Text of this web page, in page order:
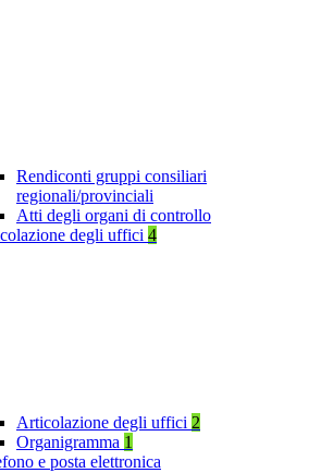
Rendiconti gruppi consiliari
regionali/provinciali
Atti degli organi di controllo
degli uffici 4
Articolazione degli uffici 2
Organigramma 1
e posta elettronica